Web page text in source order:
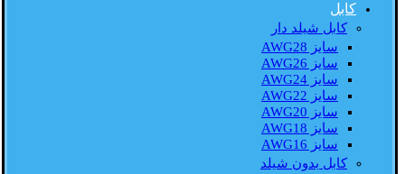
کابل
کابل شیلد دار
سایز AWG28
سایز AWG26
سایز AWG24
سایز AWG22
سایز AWG20
سایز AWG18
سایز AWG16
کابل بدون شیلد